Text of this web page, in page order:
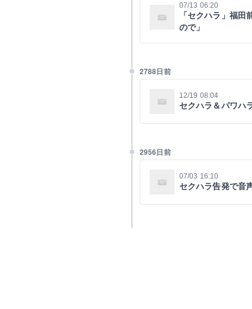
07/13 06:20
「セクハラ」福
ので」
2788日前
12/19 08:04
セクハラ＆パワハ
2956日前
07/03 16:10
セクハラ告発で音